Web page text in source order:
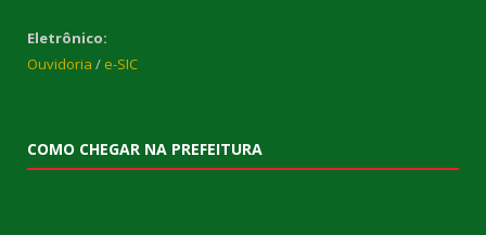
Eletrônico:
Ouvidoria / e-SIC
COMO CHEGAR NA PREFEITURA